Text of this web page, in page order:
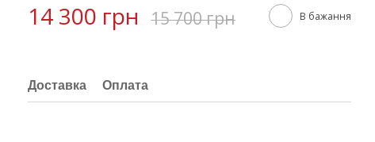
14 300 грн 15 700 грн В бажання
Доставка Оплата